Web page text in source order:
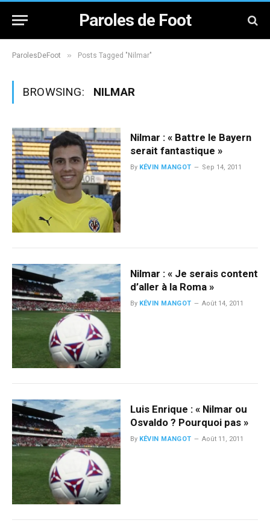
Paroles de Foot
ParolesDeFoot » Posts Tagged "Nilmar"
BROWSING: NILMAR
Nilmar : « Battre le Bayern
serait fantastique »
By KÉVIN MANGOT Sep 14, 2011
Nilmar : « Je serais content
d’aller à la Roma »
By KÉVIN MANGOT Août 14, 2011
Luis Enrique : « Nilmar ou
Osvaldo ? Pourquoi pas »
By KÉVIN MANGOT Août 11, 2011